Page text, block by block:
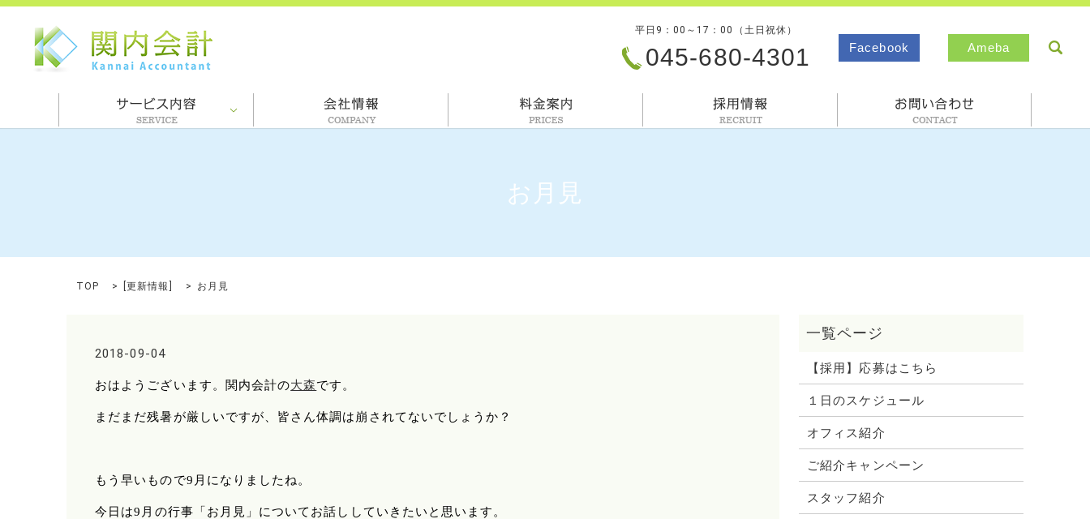
平日9：00～17：00（土日祝休）
045-680-4301 Facebook Ameba
お月見
TOP [更新情報 お月見
2018-09-04
おはようございます。関内会計の大森です。
まだまだ残暑が厳しいですが、皆さん体調は崩されてないでしょうか？
もう早いもので9月になりましたね。
今日は9 月の行事「お月見」についてお話ししていきたいと思います。
【採用】応募はこちら
１日のスケジュール
オフィス紹介
ご紹介キャンペーン
スタッフ紹介